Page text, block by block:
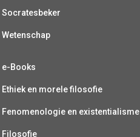
Socratesbeker
Wetenschap
e-Books
Ethiek en morele filosofie
Fenomenologie en existentialisme
Filosofie